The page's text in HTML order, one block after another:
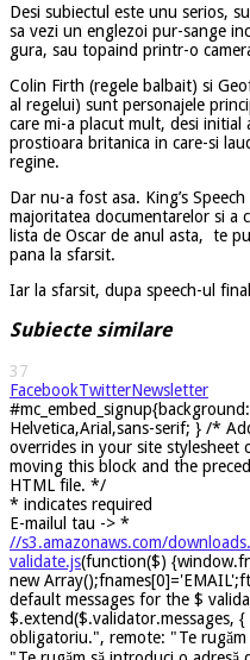
Desi subiectul este unu serios,
sa vezi un englezoi pur-sange
gura, sau topaind printr-o
Colin Firth (regele balbait) si
al regelui) sunt personajele
care mi-a placut mult, desi initial
prostioara britanica in care-si
regine.
Dar nu-a fost asa. King’s
majoritatea documentarelor si a
lista de Oscar de anul asta, te
pana la sfarsit.
Iar la sfarsit, dupa speech-ul
Subiecte similare
37
FacebookTwitterNewsletter
Helvetica,Arial,sans-serif; } /*
overrides in your site stylesheet
moving this block and the
HTML file. */
* indicates required
E-mailul tau -> *
//s3.amazonaws.com/
validate.js(function($)
new
default messages for the $
$.extend($.validator.messages,
obligatoriu.", remote: "Te rugăm